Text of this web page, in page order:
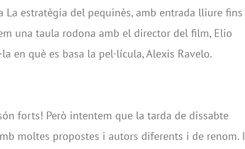
La estratègia del pequinès, amb entrada lliure fins
una taula rodona amb el director del film, Elio
en què es basa la pel·lícula, Alexis Ravelo.
forts! Però intentem que la tarda de dissabte
moltes propostes i autors diferents i de renom. I